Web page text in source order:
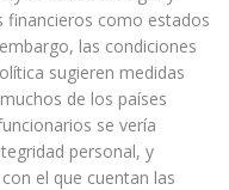
financieros como estados
las condiciones
sugieren medidas
de los países
se vería
personal, y
el que cuentan las